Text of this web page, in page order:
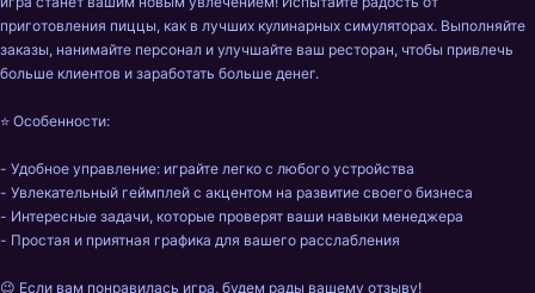
приготовления пиццы, как в лучших кулинарных симуляторах. Выполняйте
заказы, нанимайте персонал и улучшайте ваш ресторан, чтобы привлечь
больше клиентов и заработать больше денег.
⭐️ Особенности:
- Удобное управление: играйте легко с любого устройства
- Увлекательный геймплей с акцентом на развитие своего бизнеса
- Интересные задачи, которые проверят ваши навыки менеджера
- Простая и приятная графика для вашего расслабления